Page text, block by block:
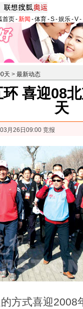
首页-新闻 -体育-S-娱乐-V-
天 > 最新动态
喜迎08
天
月26日09:00 竞报
方式喜迎2008